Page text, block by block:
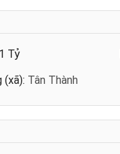
Tỷ
(xã): Tân Thành